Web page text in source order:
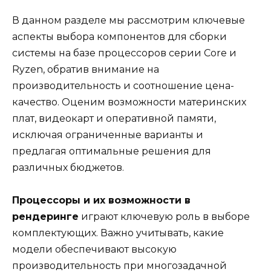
В данном разделе мы рассмотрим ключевые
аспекты выбора компонентов для сборки
системы на базе процессоров серии Core и
Ryzen, обратив внимание на
производительность и соотношение цена-
качество. Оценим возможности материнских
плат, видеокарт и оперативной памяти,
исключая ограниченные варианты и
предлагая оптимальные решения для
различных бюджетов.
Процессоры и их возможности в
рендеринге играют ключевую роль в выборе
комплектующих. Важно учитывать, какие
модели обеспечивают высокую
производительность при многозадачной